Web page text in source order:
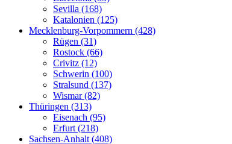
Sevilla (168)
Katalonien (125)
Mecklenburg-Vorpommern (428)
Rügen (31)
Rostock (66)
Crivitz (12)
Schwerin (100)
Stralsund (137)
Wismar (82)
Thüringen (313)
Eisenach (95)
Erfurt (218)
Sachsen-Anhalt (408)